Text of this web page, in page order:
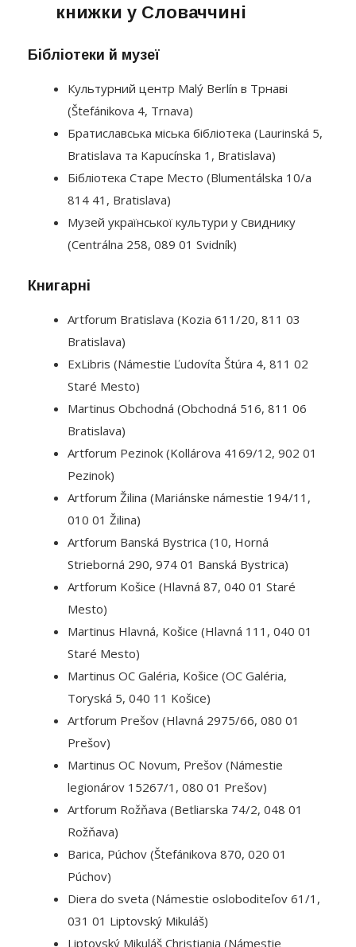
книжки у Словаччині
Бібліотеки й музеї
Культурний центр Malý Berlín в Трнаві
(Štefánikova 4, Trnava)
Братиславська міська бібліотека (Laurinská 5,
Bratislava та Kapucínska 1, Bratislava)
Бібліотека Старе Место (Blumentálska 10/a
814 41, Bratislava)
Музей української культури у Свиднику
(Centrálna 258, 089 01 Svidník)
Книгарні
Artforum Bratislava (Kozia 611/20, 811 03
Bratislava)
ExLibris (Námestie Ľudovíta Štúra 4, 811 02
Staré Mesto)
Martinus Obchodná (Obchodná 516, 811 06
Bratislava)
Artforum Pezinok (Kollárova 4169/12, 902 01
Pezinok)
Artforum Žilina (Mariánske námestie 194/11,
010 01 Žilina)
Artforum Banská Bystrica (10, Horná
Strieborná 290, 974 01 Banská Bystrica)
Artforum Košice (Hlavná 87, 040 01 Staré
Mesto)
Martinus Hlavná, Košice (Hlavná 111, 040 01
Staré Mesto)
Martinus OC Galéria, Košice (OC Galéria,
Toryská 5, 040 11 Košice)
Artforum Prešov (Hlavná 2975/66, 080 01
Prešov)
Martinus OC Novum, Prešov (Námestie
legionárov 15267/1, 080 01 Prešov)
Artforum Rožňava (Betliarska 74/2, 048 01
Rožňava)
Barica, Púchov (Štefánikova 870, 020 01
Púchov)
Diera do sveta (Námestie osloboditeľov 61/1,
031 01 Liptovský Mikuláš)
Liptovský Mikuláš Christiania (Námestie